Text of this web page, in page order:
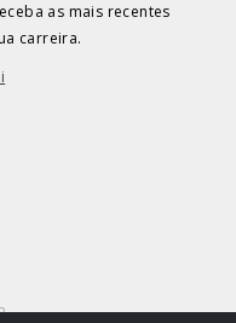
as mais recentes
carreira.